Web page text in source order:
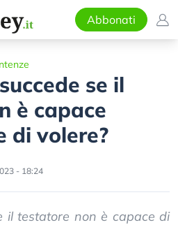
Abbonati
se il
è capace
di volere?
- 18:24
il testatore non è capace di